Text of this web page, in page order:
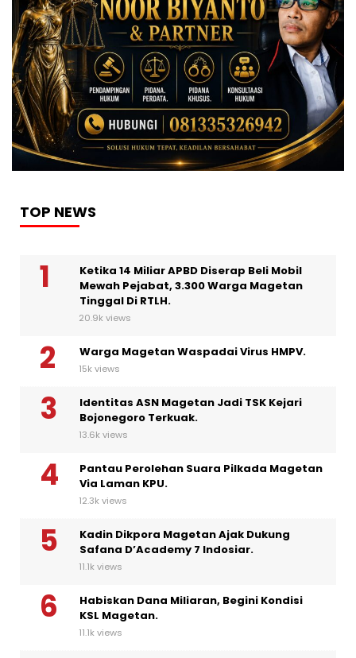
TOP NEWS
Ketika 14 Miliar APBD Diserap Beli Mobil
Mewah Pejabat, 3.300 Warga Magetan
Tinggal Di RTLH.
20.9k views
Warga Magetan Waspadai Virus HMPV.
15k views
Identitas ASN Magetan Jadi TSK Kejari
Bojonegoro Terkuak.
13.6k views
Pantau Perolehan Suara Pilkada Magetan
Via Laman KPU.
12.3k views
Kadin Dikpora Magetan Ajak Dukung
Safana D’Academy 7 Indosiar.
11.1k views
Habiskan Dana Miliaran, Begini Kondisi
KSL Magetan.
11.1k views